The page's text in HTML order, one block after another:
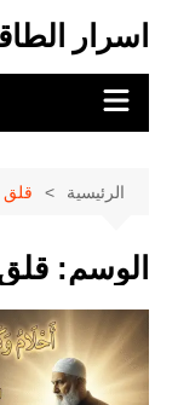
المحتوى
اسرار
الرئيسية قلق
الوسم: